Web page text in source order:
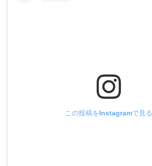
この投稿をInstagramで見る